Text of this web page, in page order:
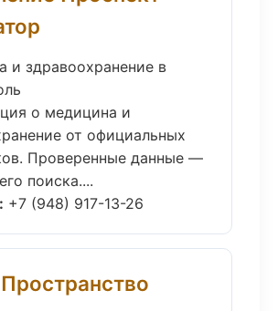
и здравоохранение в
о медицина и
от официальных
Проверенные данные —
поиска....
+7 (948) 917-13-26